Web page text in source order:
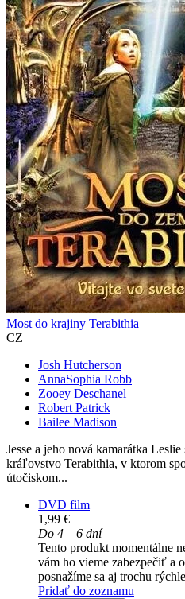
Most do krajiny Terabithia
CZ
Josh Hutcherson
AnnaSophia Robb
Zooey Deschanel
Robert Patrick
Bailee Madison
Jesse a jeho nová kamarátka
kráľovstvo Terabithia, v ktorom
útočiskom...
DVD film
1,99 €
Do 4 – 6 dní
Tento produkt momentálne
vám ho vieme zabezpečiť a
posnažíme sa aj trochu
Pridať do zoznamu